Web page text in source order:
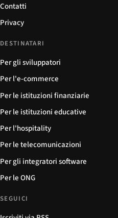
Contatti
Privacy
DESTINATARI
Per gli sviluppatori
Per l'e-commerce
Per le istituzioni finanziarie
Per le istituzioni educative
Per l'hospitality
Per le telecomunicazioni
Per gli integratori software
Per le ONG
SEGUICI